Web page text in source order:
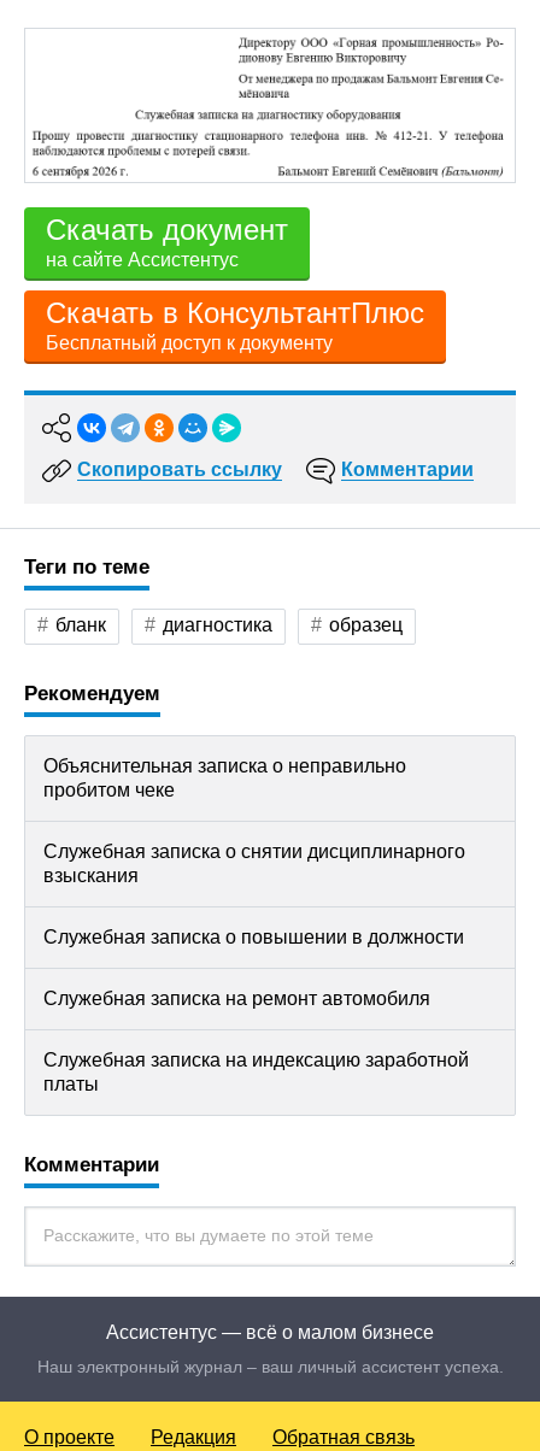
Скачать документ
на сайте Ассистентус
Скачать в КонсультантПлюс
Бесплатный доступ к документу
Скопировать ссылку Комментарии
Теги по теме
бланк диагностика образец
Рекомендуем
Объяснительная записка о неправильно
пробитом чеке
Служебная записка о снятии дисциплинарного
взыскания
Служебная записка о повышении в должности
Служебная записка на ремонт автомобиля
Служебная записка на индексацию заработной
платы
Комментарии
Ассистентус — всё о малом бизнесе
Наш электронный журнал – ваш личный ассистент успеха.
О проекте Редакция Обратная связь